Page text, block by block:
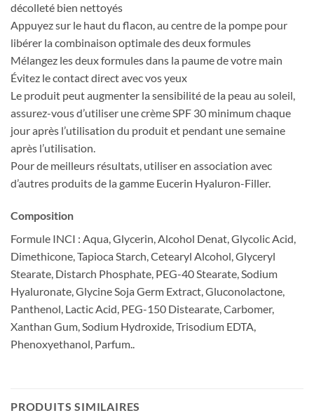
décolleté bien nettoyés
Appuyez sur le haut du flacon, au centre de la pompe pour
libérer la combinaison optimale des deux formules
Mélangez les deux formules dans la paume de votre main
Évitez le contact direct avec vos yeux
Le produit peut augmenter la sensibilité de la peau au soleil,
assurez-vous d’utiliser une crème SPF 30 minimum chaque
jour après l’utilisation du produit et pendant une semaine
après l’utilisation.
Pour de meilleurs résultats, utiliser en association avec
d’autres produits de la gamme Eucerin Hyaluron-Filler.
Composition
Formule INCI : Aqua, Glycerin, Alcohol Denat, Glycolic Acid,
Dimethicone, Tapioca Starch, Cetearyl Alcohol, Glyceryl
Stearate, Distarch Phosphate, PEG-40 Stearate, Sodium
Hyaluronate, Glycine Soja Germ Extract, Gluconolactone,
Panthenol, Lactic Acid, PEG-150 Distearate, Carbomer,
Xanthan Gum, Sodium Hydroxide, Trisodium EDTA,
Phenoxyethanol, Parfum..
PRODUITS SIMILAIRES